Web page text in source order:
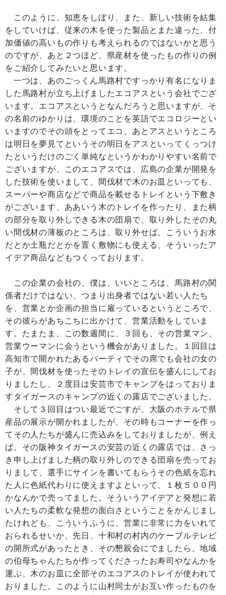
このように、知恵をしぼり、また、新しい技術を結集
をしていけば、従来の木を使った製品とまた違った、付
加価値の高いもの作りも考えられるのではないかと思う
のですが、あと２つほど、県産材を使ったもの作りの例
をご紹介してみたいと思います。
一つは、あのごっくん馬路村ですっかり有名になりま
した馬路村が立ち上げましたエコアスという会社でござ
います。エコアスというとなんだろうと思いますが、そ
の名前のゆかりは、環境のことを英語でエコロジーとい
いますのでその頭をとってエコ、あとアスというところ
は明日を夢見てというその明日をアスといってくっつけ
たというだけのごく単純なというかわかりやすい名前で
ございますが、このエコアスでは、広島の企業が開発を
した技術を使いまして、間伐材で木のお皿といっても、
スーパーや商店などで商品を載せるトレイという下敷き
がございます、ああいう木のトレイを作ったり、また柄
の部分を取り外しできる木の団扇で、取り外したその丸
い間伐材の薄板のところは、取り外せば、こういうお水
だとか土瓶だとかを置く敷物にも使える、そういったア
イデア商品などもつくっております。
この企業の会社の、僕は、いいところは、馬路村の関
係者だけではない、つまり出身者ではない若い人たち
を、営業とか企画の担当に雇っているというところで、
その彼らがあちこちに出かけて、営業活動をしていま
す。たまたま、この数週間に、３回も、その営業マン、
営業ウーマンに会うという機会がありました。１回目は
高知市で開かれたあるパーティでその席でも会社の女の
子が、間伐材を使ったそのトレイの宣伝を盛んにしてお
りましたし、２度目は安芸市でキャンプをはっておりま
すタイガースのキャンプの近くの露店でございました。
そして３回目はつい最近でごすが、大阪のホテルで県
産品の展示が開かれましたが、その時もコーナーを作っ
てその人たちが盛んに売込みをしておりましたが、例え
ば、その阪神タイガースの安芸の近くの露店では、さっ
き申し上げました柄の取り外しのできる団扇を売ってお
りまして、選手にサインを書いてもらうその色紙を忘れ
た人に色紙代わりに使えますよといって、１枚５００円
かなんかで売ってました。そういうアイデアと発想に若
い人たちの柔軟な発想の面白さということをかんじまし
たけれども、こういうふうに、営業に非常に力をいれて
おられるせいか、先日、十和村の村内のケーブルテレビ
の開所式があったとき、その懇親会にでましたら、地域
の伯母ちゃんたちが作ってくださったお寿司やなんかを
運ぶ、木のお皿に全部そのエコアスのトレイが使われて
おりました。このように山村同士がお互い作ったものを